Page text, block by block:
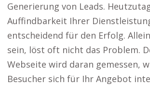
Generierung von Leads.
Auffindbarkeit Ihrer
entscheidend für den Erfolg.
sein, löst oft nicht das Problem.
Webseite wird daran gemessen,
Besucher sich für Ihr Angebot